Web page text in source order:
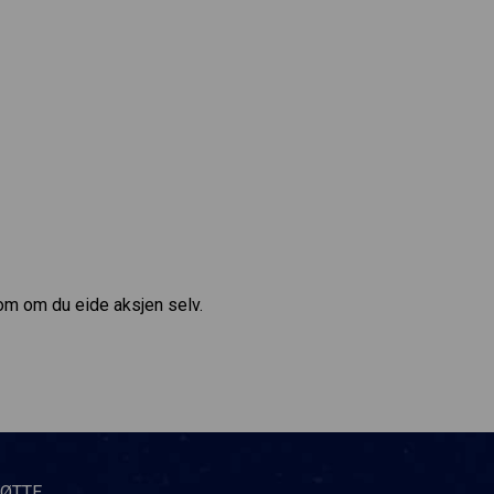
om du eide aksjen selv.